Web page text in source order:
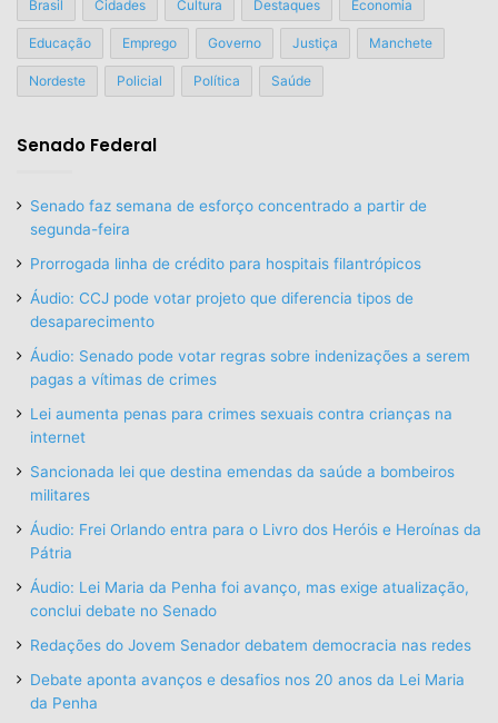
Brasil Cidades Cultura Destaques Economia
Educação Emprego Governo Justiça Manchete
Nordeste Policial Política Saúde
Senado Federal
Senado faz semana de esforço concentrado a partir de
segunda-feira
Prorrogada linha de crédito para hospitais filantrópicos
Áudio: CCJ pode votar projeto que diferencia tipos de
desaparecimento
Áudio: Senado pode votar regras sobre indenizações a serem
pagas a vítimas de crimes
Lei aumenta penas para crimes sexuais contra crianças na
internet
Sancionada lei que destina emendas da saúde a bombeiros
militares
Áudio: Frei Orlando entra para o Livro dos Heróis e Heroínas da
Pátria
Áudio: Lei Maria da Penha foi avanço, mas exige atualização,
conclui debate no Senado
Redações do Jovem Senador debatem democracia nas redes
Debate aponta avanços e desafios nos 20 anos da Lei Maria
da Penha